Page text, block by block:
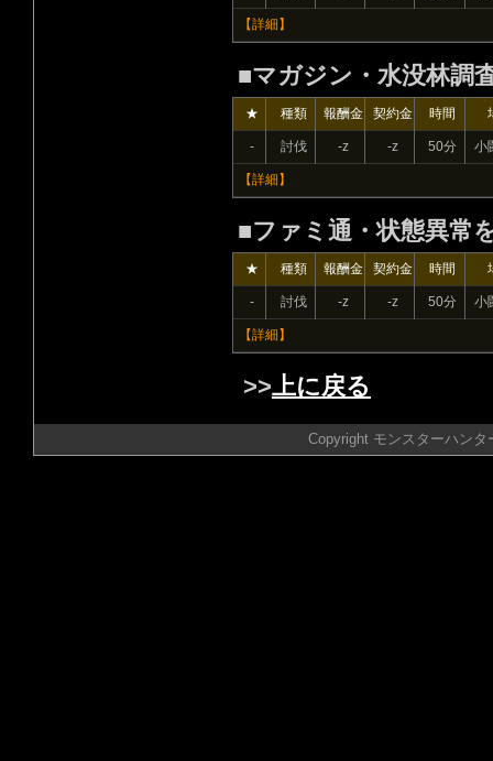
【詳細】
■マガジン・水没林調
★ 種類 報酬金 契約金 時間
- 討伐 -z -z 50分 小
【詳細】
■ファミ通・状態異常
★ 種類 報酬金 契約金 時間
- 討伐 -z -z 50分 小
【詳細】
>>上に戻る
Copyright モンスターハン